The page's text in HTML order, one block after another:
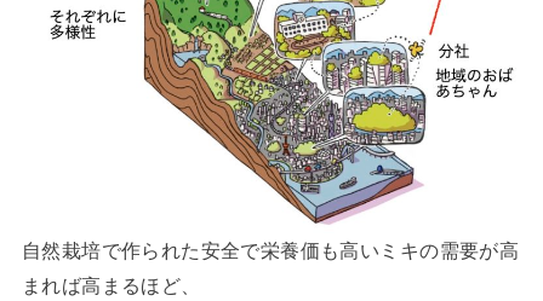
自然栽培で作られた安全で栄養価も高いミキの需要が高
まれば高まるほど、